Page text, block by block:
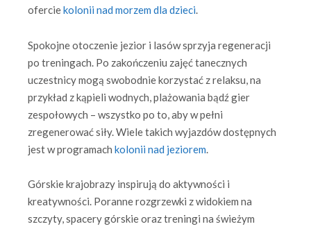
oferciekolonii nad morzem dla dzieci.
Spokojne otoczenie jezior i lasów sprzyja regeneracji
po treningach. Po zakończeniu zajęć tanecznych
uczestnicy mogą swobodnie korzystać z relaksu, na
przykład z kąpieli wodnych, plażowania bądź gier
zespołowych – wszystko po to, aby w pełni
zregenerować siły. Wiele takich wyjazdów dostępnych
jest w programach kolonii nad jeziorem.
Górskie krajobrazy inspirują do aktywności i
kreatywności. Poranne rozgrzewki z widokiem na
szczyty, spacery górskie oraz treningi na świeżym